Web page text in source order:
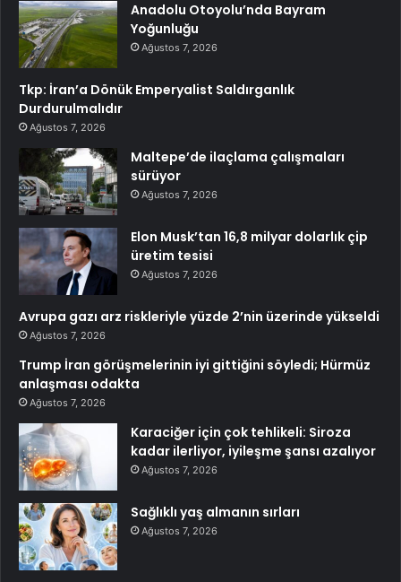
Anadolu Otoyolu’nda Bayram
Yoğunluğu
Ağustos 7, 2026
Tkp: İran’a Dönük Emperyalist Saldırganlık
Durdurulmalıdır
Ağustos 7, 2026
Maltepe’de ilaçlama çalışmaları
sürüyor
Ağustos 7, 2026
Elon Musk’tan 16,8 milyar dolarlık çip
üretim tesisi
Ağustos 7, 2026
Avrupa gazı arz riskleriyle yüzde 2’nin üzerinde yükseldi
Ağustos 7, 2026
Trump İran görüşmelerinin iyi gittiğini söyledi; Hürmüz
anlaşması odakta
Ağustos 7, 2026
Karaciğer için çok tehlikeli: Siroza
kadar ilerliyor, iyileşme şansı azalıyor
Ağustos 7, 2026
Sağlıklı yaş almanın sırları
Ağustos 7, 2026